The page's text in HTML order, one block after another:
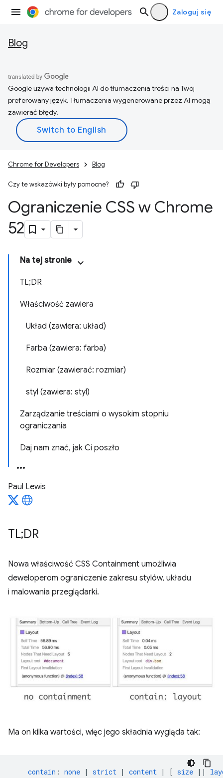
Zaloguj się
Blog
Google używa technologii AI do tłumaczenia treści na Twój
preferowany język. Tłumaczenia wygenerowane przez AI mogą
zawierać błędy.
Chrome for Developers Blog
Czy te wskazówki były pomocne?
Ograniczenie CSS w Chrome
52
Na tej stronie
TL;DR
Właściwość zawiera
Układ (zawiera: układ)
Farba (zawiera: farba)
Rozmiar (zawierać: rozmiar)
styl (zawiera: styl)
Zarządzanie treściami o wysokim stopniu
ograniczania
Daj nam znać, jak Ci poszło
Paul Lewis
TL;DR
Nowa właściwość CSS Containment umożliwia
deweloperom ograniczenie zakresu stylów, układu
i malowania przeglądarki.
Ma on kilka wartości, więc jego składnia wygląda tak:
contain : none | strict | content | [ size ||